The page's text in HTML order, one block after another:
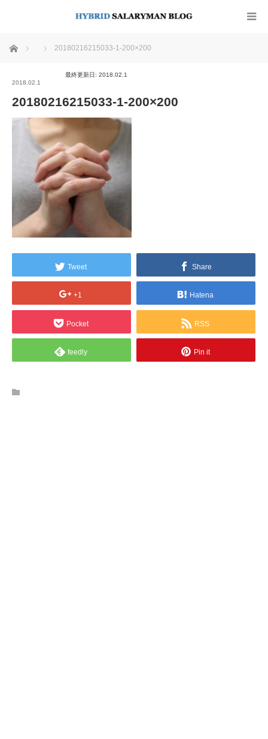
ホーム 20180216215033-1-200×200
2018.02.1
最終更新日: 2018.02.1
20180216215033-1-200×200
Tweet Share
+1 Hatena
Pocket RSS
feedly Pin it